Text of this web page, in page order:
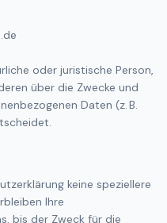
oder juristische Person,
über die Zwecke und
Daten (z. B.
keine speziellere
Ihre
bis der Zweck für die